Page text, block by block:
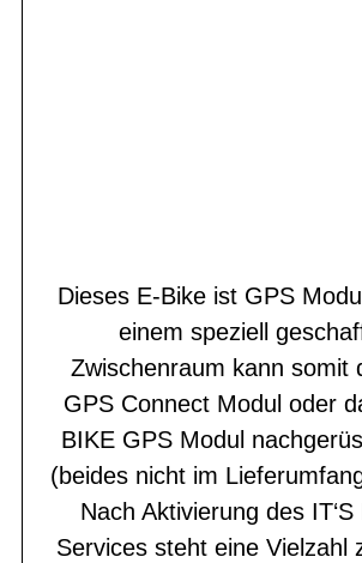
Dieses E-Bike ist GPS
einem speziell
Zwischenraum kann somit
GPS Connect Modul oder
BIKE GPS Modul
(beides nicht im
Nach Aktivierung des
Services steht eine Vielzahl